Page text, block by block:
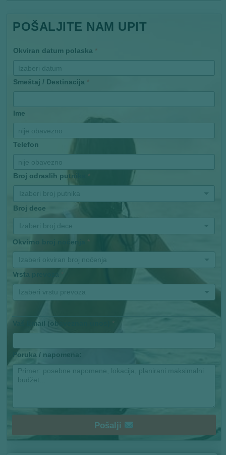
POŠALJITE NAM UPIT
Okviran datum polaska *
Smeštaj / Destinacija *
Ime
Telefon
Broj odraslih putnika *
Izaberi broj putnika
Broj dece
Izaberi broj dece
Okvirno broj noćenja *
Izaberi okviran broj noćenja
Vrsta prevoza
Izaberi vrstu prevoza
Vaš Email (obaveznan unos) *
Poruka / napomena:
Pošalji